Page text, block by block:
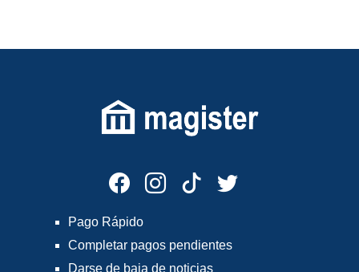
Pago Rápido
Completar pagos pendientes
Darse de baja de noticias